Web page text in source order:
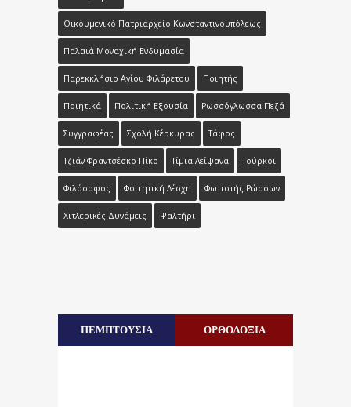
Οικουμενικό Πατριαρχείο Κωνσταντινουπόλεως
Παλαιά Μοναχική Ενδυμασία
Παρεκκλήσιο Αγίου Φιλάρετου Ποιητής
Ποιητικά Πολιτική Εξουσία Ρωσσόγλωσσα Πεζά
Συγγραφέας Σχολή Κέρκυρας Τάφος
Τζιάν-Φραντσέσκο Πίκο Τίμια Λείψανα Τούρκοι
Φιλόσοφος Φοιτητική Λέσχη Φωτιστής Ρώσσων
Χιτλερικές Δυνάμεις Ψαλτήρι
ΠΕΜΠΤΟΥΣΙΑ ΟΡΘΟΔΟΞΙΑ